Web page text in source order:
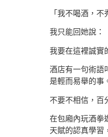
「我不喝酒，
我只能回她說：
我要在這裡誠實
酒店有一句術語
是輕而易舉的事
不要不相信，百
在包廂內玩酒拳
天賦的認真學習